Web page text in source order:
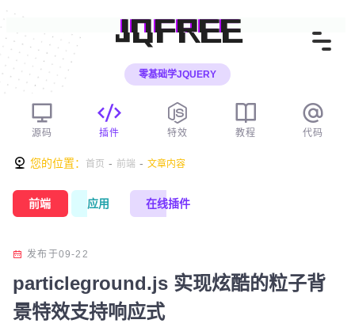
JQFREE
零基础学JQUERY
源码 插件 特效 教程 代码
您的位置： 首页 - 前端 - 文章内容
前端 应用 在线插件
发布于09-22
particleground.js 实现炫酷的粒子背
景特效支持响应式